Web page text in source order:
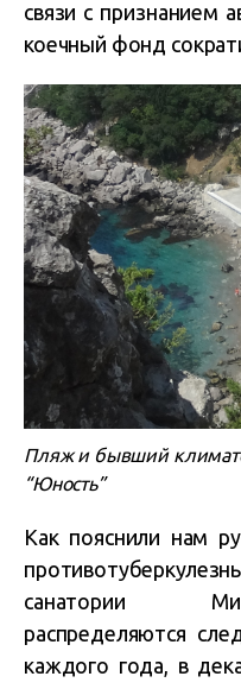
связи с признанием
коечный фонд
Пляж и бывший
“Юность”
Как пояснили нам
санатории
распределяются
каждого года, в